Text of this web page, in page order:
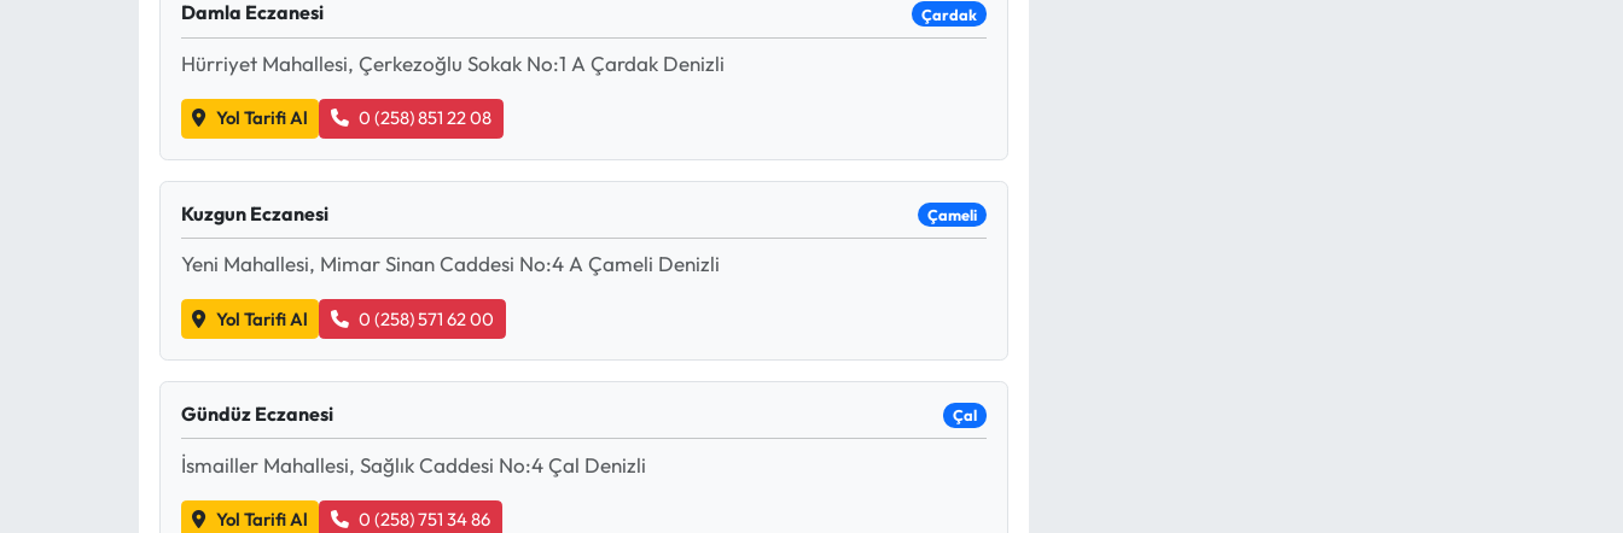
Damla Eczanesi Çardak
Hürriyet Mahallesi, Çerkezoğlu Sokak No:1 A Çardak Denizli
Yol Tarifi Al 0 (258) 851 22 08
Kuzgun Eczanesi Çameli
Yeni Mahallesi, Mimar Sinan Caddesi No:4 A Çameli Denizli
Yol Tarifi Al 0 (258) 571 62 00
Gündüz Eczanesi Çal
İsmailler Mahallesi, Sağlık Caddesi No:4 Çal Denizli
Yol Tarifi Al 0 (258) 751 34 86